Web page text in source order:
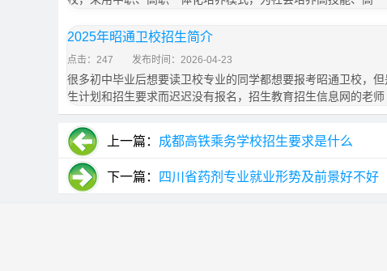
2025年昭通卫校招生简介
点击：247 发布时间：2026-04-23
很多初中毕业后想要读卫校专业的同学都想要报考昭通卫校，
生计划和招生要求而迟迟没有报名，招生教育招生信息网的老师
上一篇： 成都高铁乘务学校招生要求是什么
下一篇： 四川省药剂专业就业形势及前景好不好